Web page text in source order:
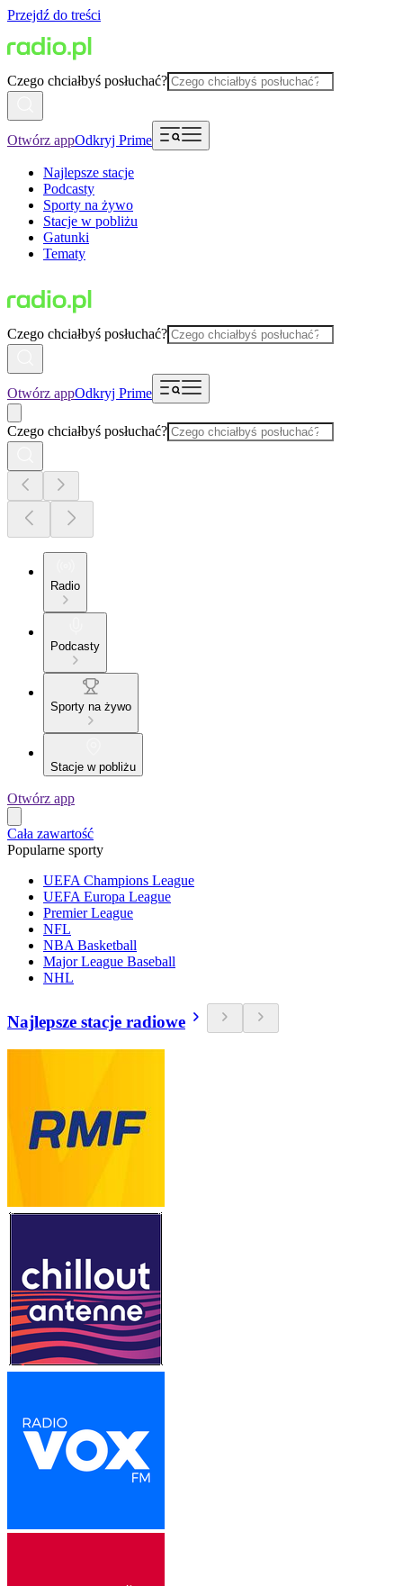
Przejdź do treści
Czego chciałbyś posłuchać?
Otwórz appOdkryj Prime
Najlepsze stacje
Podcasty
Sporty na żywo
Stacje w pobliżu
Gatunki
Tematy
Czego chciałbyś posłuchać?
Otwórz appOdkryj Prime
Czego chciałbyś posłuchać?
Radio
Podcasty
Sporty na żywo
Stacje w pobliżu
Otwórz app
Cała zawartość
Popularne sporty
UEFA Champions League
UEFA Europa League
Premier League
NFL
NBA Basketball
Major League Baseball
NHL
Najlepsze stacje radiowe